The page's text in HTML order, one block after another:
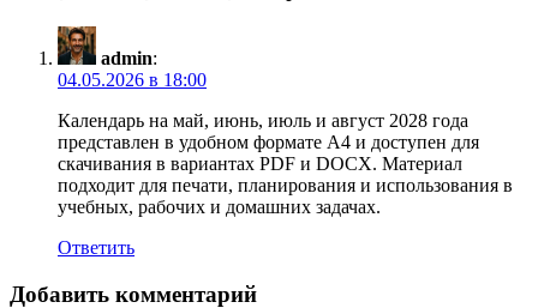
admin:
04.05.2026 в 18:00
Календарь на май, июнь, июль и август 2028 года
представлен в удобном формате А4 и доступен для
скачивания в вариантах PDF и DOCX. Материал
подходит для печати, планирования и использования в
учебных, рабочих и домашних задачах.
Ответить
Добавить комментарий